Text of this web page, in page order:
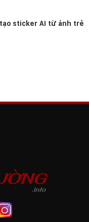
sticker AI từ ảnh trẻ